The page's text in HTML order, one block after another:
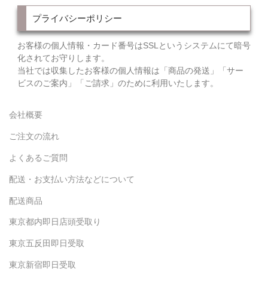
プライバシーポリシー
お客様の個人情報・カード番号はSSLというシステムにて暗号
化されてお守りします。
当社では収集したお客様の個人情報は「商品の発送」「サー
ビスのご案内」「ご請求」のために利用いたします。
会社概要
ご注文の流れ
よくあるご質問
配送・お支払い方法などについて
配送商品
東京都内即日店頭受取り
東京五反田即日受取
東京新宿即日受取